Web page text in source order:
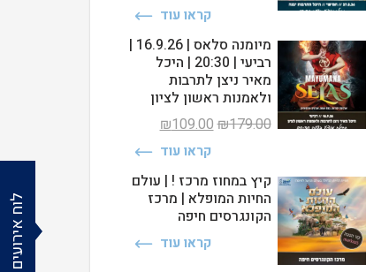
היה:
₪119.00.
הוא:
₪69.00.
קראו עוד
מיומנה סלאס | 16.9.26 |
רביעי | 20:30 | היכל
מאיר ניצן לתרבות
ולאמנות ראשון לציון
₪179.00
המחיר
היה:
₪179.00.
₪109.00
הוא:
₪109.00.
קראו עוד
קיץ במחוז מרכז ! | עולם
החיות המופלא | מרכז
הקונגרסים חיפה
קראו עוד לוח אירועים